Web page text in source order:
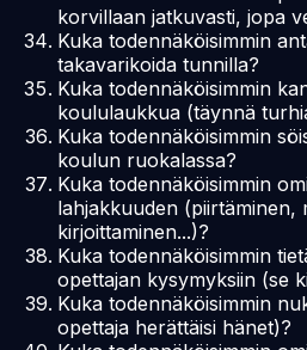
korvillaan jatkuvasti, jopa
Kuka todennäköisimmin
takavarikoida tunnilla?
Kuka todennäköisimmin
koululaukkua (täynnä
Kuka todennäköisimmin
koulun ruokalassa?
Kuka todennäköisimmin
lahjakkuuden (piirtäminen,
kirjoittaminen...)?
Kuka todennäköisimmin
opettajan kysymyksiin (se
Kuka todennäköisimmin
opettaja herättäisi hänet)?